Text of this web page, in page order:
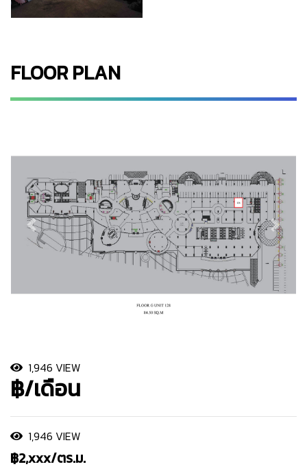
FLOOR PLAN
1,946 VIEW
฿/เดือน
1,946 VIEW
฿2,xxx/ตร.ม.